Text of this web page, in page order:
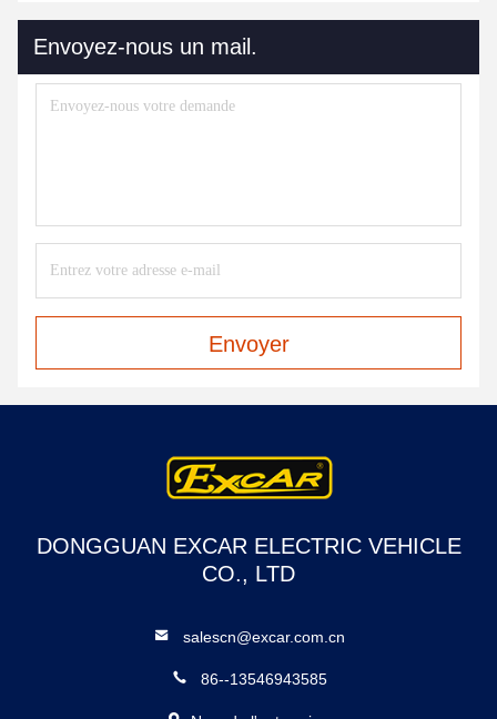
Envoyez-nous un mail.
Envoyer
DONGGUAN EXCAR ELECTRIC VEHICLE
CO., LTD
salescn@excar.com.cn
86--13546943585